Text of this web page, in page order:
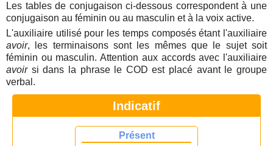
Les tables de conjugaison ci-dessous correspondent à une
conjugaison au féminin ou au masculin et à la voix active.
L'auxiliaire utilisé pour les temps composés étant l'auxiliaire
avoir, les terminaisons sont les mêmes que le sujet soit
féminin ou masculin. Attention aux accords avec l'auxiliaire
avoirsi dans la phrase le COD est placé avant le groupe
verbal.
Indicatif
Présent